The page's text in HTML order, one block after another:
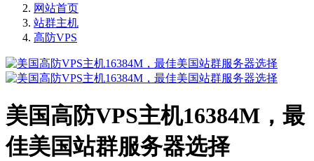
网站首页
站群主机
高防VPS
美国高防VPS主机16384M，最
佳美国站群服务器选择